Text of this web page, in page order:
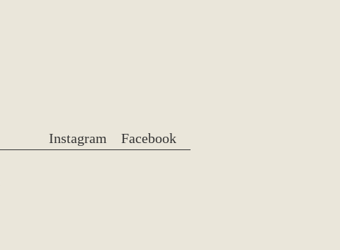
Facebook
Instagram